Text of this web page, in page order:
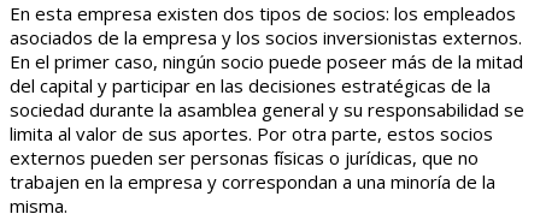
En esta empresa existen dos tipos de socios: los empleados
asociados de la empresa y los socios inversionistas externos.
En el primer caso, ningún socio puede poseer más de la mitad
del capital y participar en las decisiones estratégicas de la
sociedad durante la asamblea general y su responsabilidad se
limita al valor de sus aportes. Por otra parte, estos socios
externos pueden ser personas físicas o jurídicas, que no
trabajen en la empresa y correspondan a una minoría de la
misma.